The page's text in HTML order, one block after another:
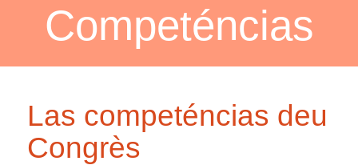
Competéncias
Las competéncias deu
Congrès